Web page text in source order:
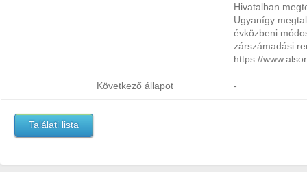
Hivatalban
Ugyanígy
évközbeni
zárszámadási
https://
Következő állapot -
Találati lista